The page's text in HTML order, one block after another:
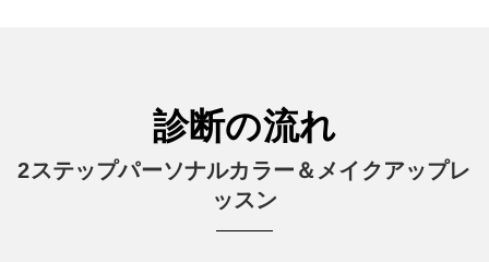
診断の流れ
2ステップパーソナルカラー＆メイクアップレ
ッスン